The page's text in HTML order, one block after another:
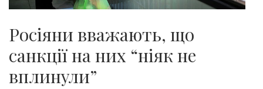
Росіяни вважають, що
санкції на них “ніяк не
вплинули”